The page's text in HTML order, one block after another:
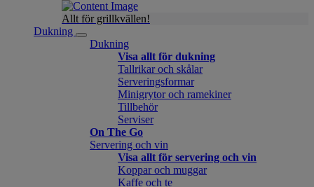
Allt för grillkvällen!
Dukning
Dukning
Visa allt för dukning
Tallrikar och skålar
Serveringsformar
Minigrytor och ramekiner
Tillbehör
Serviser
On The Go
Servering och vin
Visa allt för servering och vin
Koppar och muggar
Kaffe och te